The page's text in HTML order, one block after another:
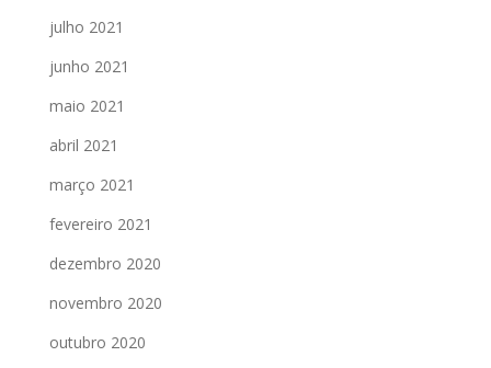
julho 2021
junho 2021
maio 2021
abril 2021
março 2021
fevereiro 2021
dezembro 2020
novembro 2020
outubro 2020